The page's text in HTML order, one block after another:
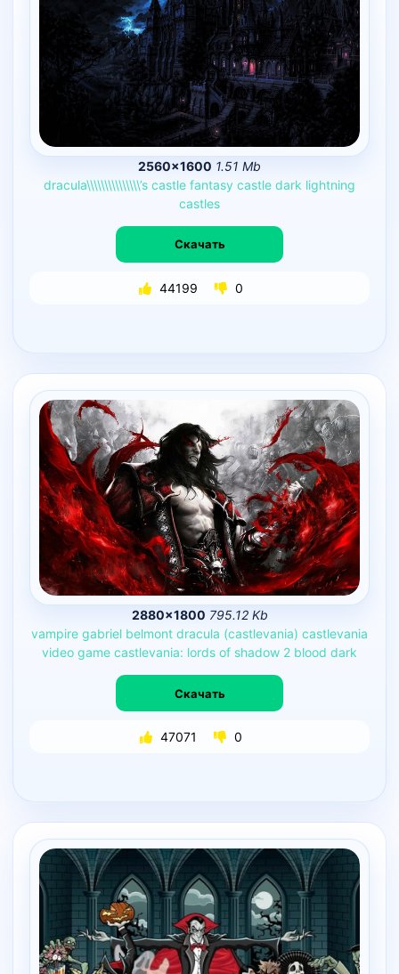
2560×1600 1.51 Mb
dracula\\\\\\\\\\\\\\\’s castle fantasy castle dark lightning
castles
Скачать
44199 0
2880×1800 795.12 Kb
vampire gabriel belmont dracula (castlevania) castlevania
video game castlevania: lords of shadow 2 blood dark
Скачать
47071 0